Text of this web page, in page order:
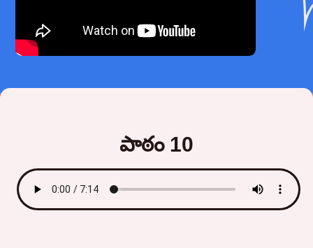
పాఠం 10